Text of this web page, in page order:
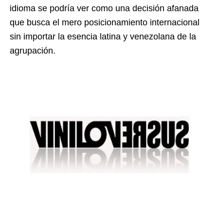
idioma se podría ver como una decisión afanada
que busca el mero posicionamiento internacional
sin importar la esencia latina y venezolana de la
agrupación.